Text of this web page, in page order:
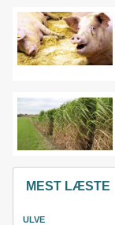
MEST LÆSTE
ULVE